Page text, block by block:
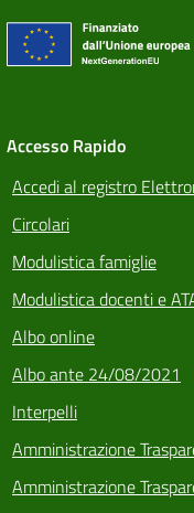
Accesso Rapido
Accedi al registro
Circolari
Modulistica famiglie
Modulistica docenti e
Albo online
Albo ante 24/08/2021
Interpelli
Amministrazione
Amministrazione